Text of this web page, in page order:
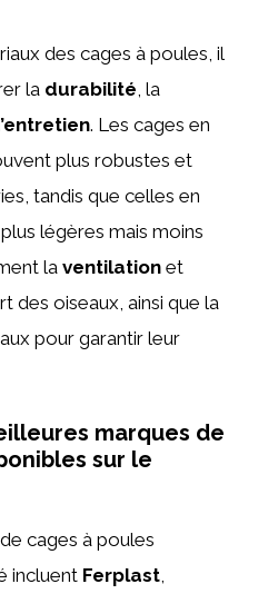
des cages à poules, il
la durabilité , la
. Les cages en
plus robustes et
tandis que celles en
légères mais moins
la ventilation et
des oiseaux, ainsi que la
pour garantir leur
marques de
sur le
cages à poules
incluent Ferplast,